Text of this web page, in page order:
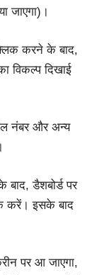
जाएगा)।
करने के बाद,
विकल्प दिखाई
नंबर और अन्य
डैशबोर्ड पर
करें। इसके बाद
पर आ जाएगा,